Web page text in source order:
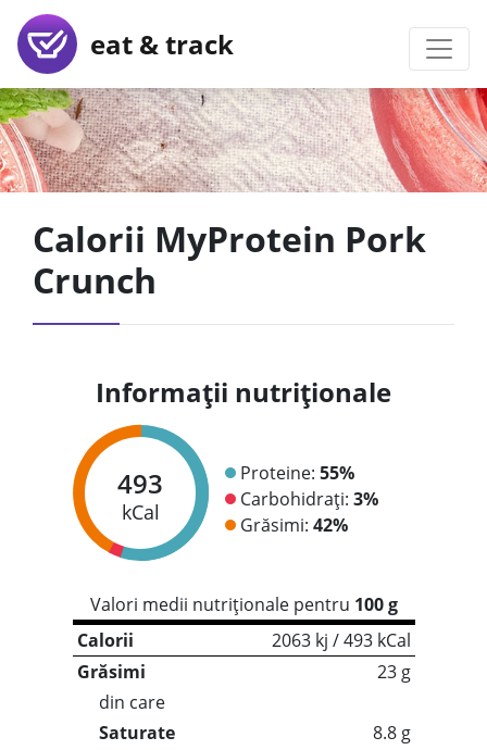
eat & track
Calorii MyProtein Pork
Crunch
Informații nutriționale
493
kCal
Proteine: 55%
Carbohidrați: 3%
Grăsimi: 42%
Valori medii nutriționale pentru 100 g
Calorii
2063 kj / 493 kCal
Grăsimi
23 g
din care
Saturate
8.8 g